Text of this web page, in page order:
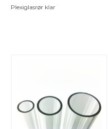
Plexiglasrør klar